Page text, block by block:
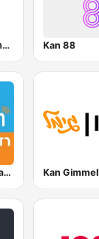
Galei Zahal (גלי צה"ל) Kan 88
Radio Galey Israel (רדיו גלי ישראל) Kan Gimmel